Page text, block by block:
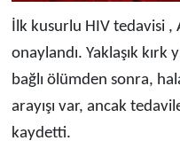
İlk kusurlu HIV tedavisi
onaylandı. Yaklaşık
bağlı ölümden sonra,
arayışı var, ancak
kaydetti.